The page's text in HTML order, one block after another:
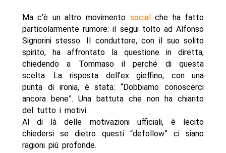
Ma c’è un altro movimento socialche ha fatto
particolarmente rumore: il segui tolto ad Alfonso
Signorini stesso. Il conduttore, con il suo solito
spirito, ha affrontato la questione in diretta,
chiedendo a Tommaso il perché di questa
scelta. La risposta dell’ex gieffino, con una
punta di ironia, è stata: “Dobbiamo conoscerci
ancora bene”. Una battuta che non ha chiarito
del tutto i motivi.
Al di là delle motivazioni ufficiali, è lecito
chiedersi se dietro questi “defollow” ci siano
ragioni più profonde.